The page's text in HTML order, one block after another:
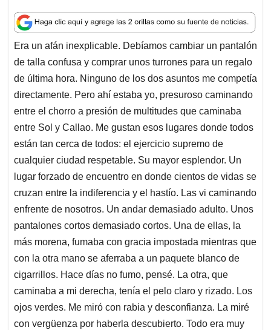
a
t
s
A
p
p
c
e
b
o
o
k
n
k
e
d
I
n
a
i
l
r
e
a
d
s
Era un afán inexplicable. Debíamos cambiar un pantalón
de talla confusa y comprar unos turrones para un regalo
de última hora. Ninguno de los dos asuntos me competía
directamente. Pero ahí estaba yo, presuroso caminando
entre el chorro a presión de multitudes que caminaba
entre Sol y Callao. Me gustan esos lugares donde todos
están tan cerca de todos: el ejercicio supremo de
cualquier ciudad respetable. Su mayor esplendor. Un
lugar forzado de encuentro en donde cientos de vidas se
cruzan entre la indiferencia y el hastío. Las vi caminando
enfrente de nosotros. Un andar demasiado adulto. Unos
pantalones cortos demasiado cortos. Una de ellas, la
más morena, fumaba con gracia impostada mientras que
con la otra mano se aferraba a un paquete blanco de
cigarrillos. Hace días no fumo, pensé. La otra, que
caminaba a mi derecha, tenía el pelo claro y rizado. Los
ojos verdes. Me miró con rabia y desconfianza. La miré
con vergüenza por haberla descubierto. Todo era muy